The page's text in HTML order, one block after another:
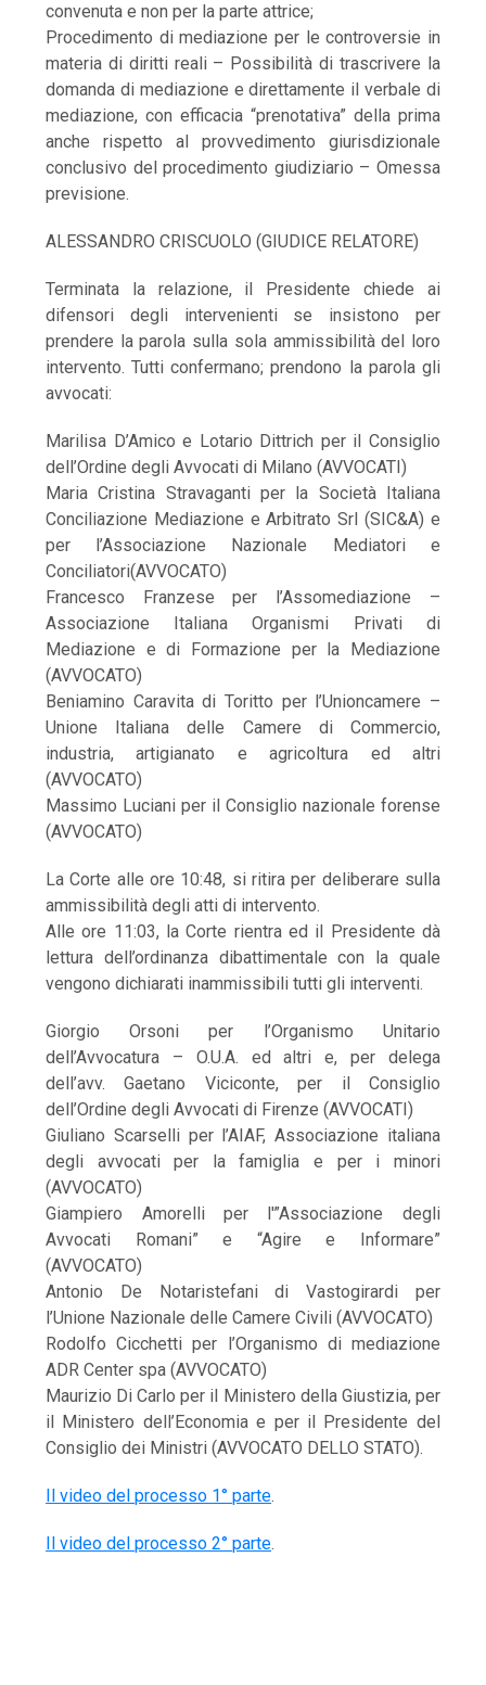
convenuta e non per la parte attrice;
Procedimento di mediazione per le controversie in
materia di diritti reali – Possibilità di trascrivere la
domanda di mediazione e direttamente il verbale di
mediazione, con efficacia “prenotativa” della prima
anche rispetto al provvedimento giurisdizionale
conclusivo del procedimento giudiziario – Omessa
previsione.
ALESSANDRO CRISCUOLO (GIUDICE RELATORE)
Terminata la relazione, il Presidente chiede ai
difensori degli intervenienti se insistono per
prendere la parola sulla sola ammissibilità del loro
intervento. Tutti confermano; prendono la parola gli
avvocati:
Marilisa D’Amico e Lotario Dittrich per il Consiglio
dell’Ordine degli Avvocati di Milano (AVVOCATI)
Maria Cristina Stravaganti per la Società Italiana
Conciliazione Mediazione e Arbitrato Srl (SIC&A) e
per l’Associazione Nazionale Mediatori e
Conciliatori(AVVOCATO)
Francesco Franzese per l’Assomediazione –
Associazione Italiana Organismi Privati di
Mediazione e di Formazione per la Mediazione
(AVVOCATO)
Beniamino Caravita di Toritto per l’Unioncamere –
Unione Italiana delle Camere di Commercio,
industria, artigianato e agricoltura ed altri
(AVVOCATO)
Massimo Luciani per il Consiglio nazionale forense
(AVVOCATO)
La Corte alle ore 10:48, si ritira per deliberare sulla
ammissibilità degli atti di intervento.
Alle ore 11:03, la Corte rientra ed il Presidente dà
lettura dell’ordinanza dibattimentale con la quale
vengono dichiarati inammissibili tutti gli interventi.
Giorgio Orsoni per l’Organismo Unitario
dell’Avvocatura – O.U.A. ed altri e, per delega
dell’avv. Gaetano Viciconte, per il Consiglio
dell’Ordine degli Avvocati di Firenze (AVVOCATI)
Giuliano Scarselli per l’AIAF, Associazione italiana
degli avvocati per la famiglia e per i minori
(AVVOCATO)
Giampiero Amorelli per l'”Associazione degli
Avvocati Romani” e “Agire e Informare”
(AVVOCATO)
Antonio De Notaristefani di Vastogirardi per
l’Unione Nazionale delle Camere Civili (AVVOCATO)
Rodolfo Cicchetti per l’Organismo di mediazione
ADR Center spa (AVVOCATO)
Maurizio Di Carlo per il Ministero della Giustizia, per
il Ministero dell’Economia e per il Presidente del
Consiglio dei Ministri (AVVOCATO DELLO STATO).
Il video del processo 1° parte.
Il video del processo 2° parte.